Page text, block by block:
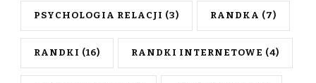
PSYCHOLOGIA RELACJI (3) RANDKA (7)
RANDKI (16) RANDKI INTERNETOWE (4)